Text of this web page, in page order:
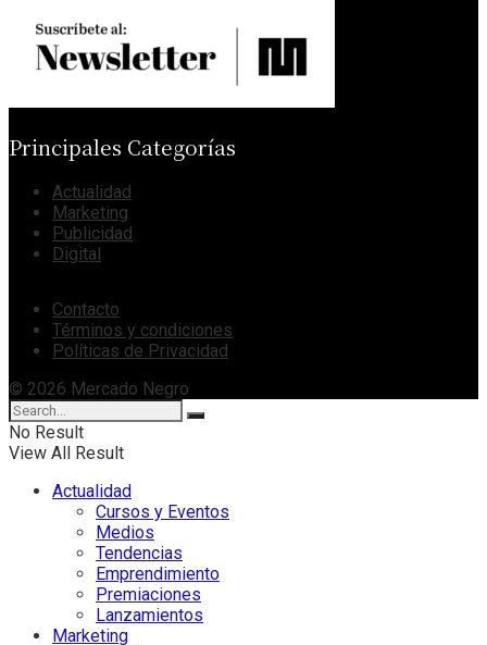
Principales Categorías
Actualidad
Marketing
Publicidad
Digital
Contacto
Términos y condiciones
Políticas de Privacidad
© 2026 Mercado Negro
No Result
View All Result
Actualidad
Cursos y Eventos
Medios
Tendencias
Emprendimiento
Premiaciones
Lanzamientos
Marketing